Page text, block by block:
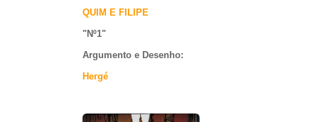
QUIM E FILIPE
"Nº1"
Argumento e Desenho:
Hergé